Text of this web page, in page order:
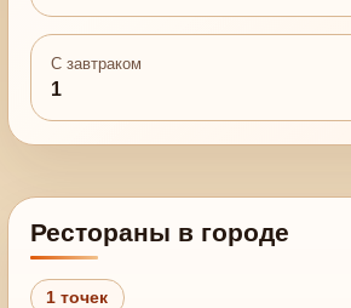
С завтраком
1
Рестораны в городе
1 точек